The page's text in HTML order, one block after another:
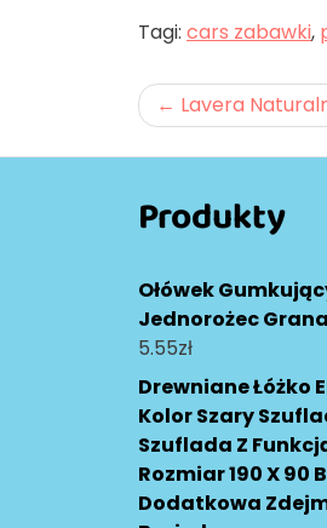
Tagi: cars zabawki,
Nawigacja
wpisu
Lavera
Produkty
Ołówek
Jednorożec
5.55zł
Drewniane Łóżko
Kolor Szary
Szuflada Z
Rozmiar 190 X 90
Dodatkowa